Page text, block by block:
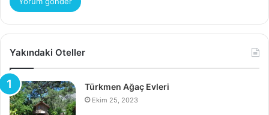
Yakındaki Oteller
Türkmen Ağaç Evleri
Ekim 25, 2023